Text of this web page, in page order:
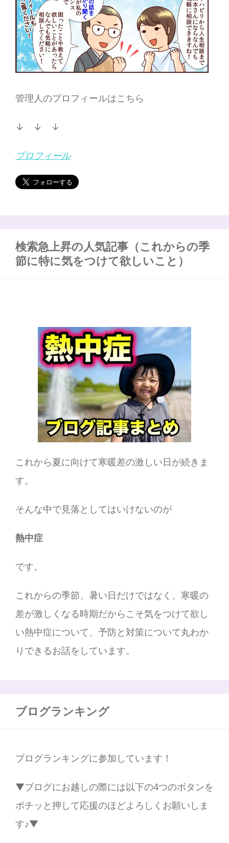
管理人のプロフィールはこちら
↓ ↓ ↓
プロフィール
検索急上昇の人気記事（これからの季
節に特に気をつけて欲しいこと）
これから夏に向けて寒暖差の激しい日が続きま
す。
そんな中で見落としてはいけないのが
熱中症
です。
これからの季節、暑い日だけではなく、寒暖の
差が激しくなる時期だからこそ気をつけて欲し
い熱中症について、予防と対策について丸わか
りできるお話をしています。
ブログランキング
ブログランキングに参加しています！
▼ブログにお越しの際には以下の4つのボタンを
ポチッと押して応援のほどよろしくお願いしま
す♪▼